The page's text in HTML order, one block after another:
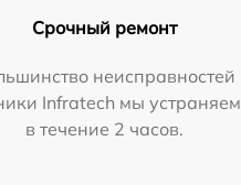
Срочный ремонт
неисправностей
Infratech мы устраняем
в течение 2 часов.